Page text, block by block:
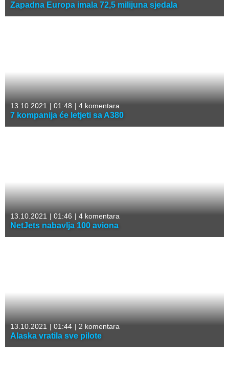
Zapadna Europa imala 72,5 milijuna sjedala
13.10.2021 | 01:48 | 4 komentara
7 kompanija će letjeti sa A380
13.10.2021 | 01:46 | 4 komentara
NetJets nabavlja 100 aviona
13.10.2021 | 01:44 | 2 komentara
Alaska vratila sve pilote